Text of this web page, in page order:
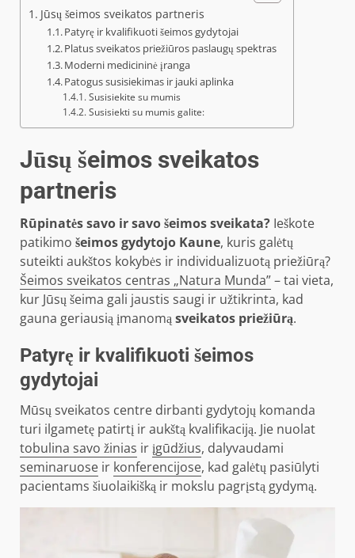
Jūsų šeimos sveikatos partneris
Patyrę ir kvalifikuoti šeimos gydytojai
Platus sveikatos priežiūros paslaugų spektras
Moderni medicininė įranga
Patogus susisiekimas ir jauki aplinka
Susisiekite su mumis
Susisiekti su mumis galite:
Jūsų šeimos sveikatos
partneris
Rūpinatės savo ir savo šeimos sveikata? Ieškote
patikimo šeimos gydytojo Kaune, kuris galėtų
suteikti aukštos kokybės ir individualizuotą priežiūrą?
Šeimos sveikatos centras „Natura Munda”– tai vieta,
kur Jūsų šeima gali jaustis saugi ir užtikrinta, kad
gauna geriausią įmanomąsveikatos priežiūrą.
Patyrę ir kvalifikuoti šeimos
gydytojai
Mūsų sveikatos centre dirbanti gydytojų komanda
turi ilgametę patirtį ir aukštą kvalifikaciją. Jie nuolat
tobulina savo žinias irįgūdžius, dalyvaudami
seminaruose ir konferencijose, kad galėtų pasiūlyti
pacientams šiuolaikišką ir mokslu pagrįstą gydymą.